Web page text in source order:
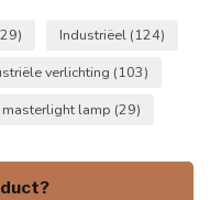
Industriëel (124)
verlichting (103)
masterlight lamp (29)